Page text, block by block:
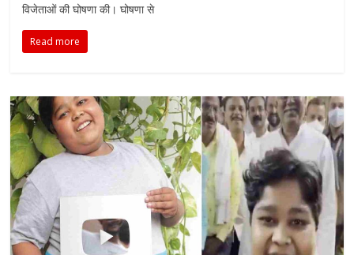
विजेताओं की घोषणा की। घोषणा से
Read more